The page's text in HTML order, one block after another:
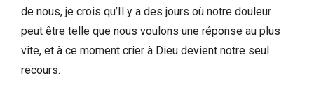
de nous, je crois qu’Il y a des jours où notre douleur
peut être telle que nous voulons une réponse au plus
vite, et à ce moment crier à Dieu devient notre seul
recours.